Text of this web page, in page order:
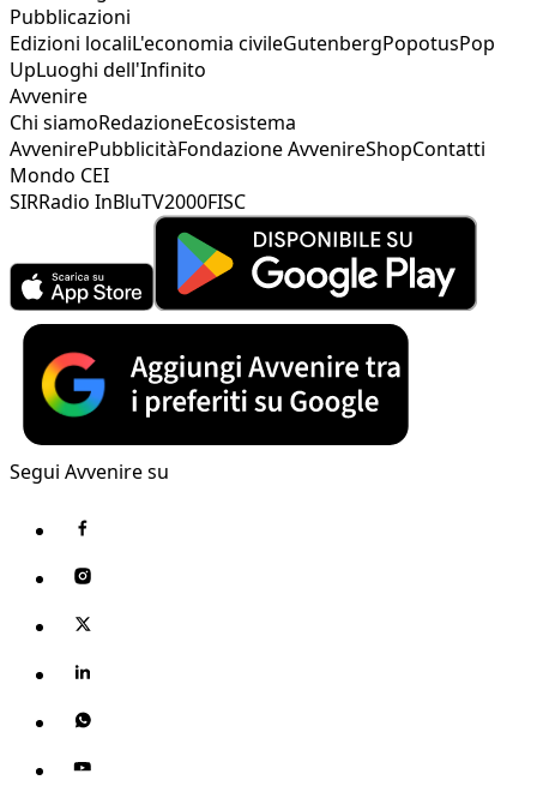
Pubblicazioni
Edizioni localiL'economia civileGutenbergPopotusPop
UpLuoghi dell'Infinito
Avvenire
Chi siamoRedazioneEcosistema
AvvenirePubblicitàFondazione AvvenireShopContatti
Mondo CEI
SIRRadio InBluTV2000FISC
Segui Avvenire su